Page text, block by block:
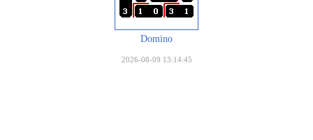
Domino
2026-08-09 13:14:45